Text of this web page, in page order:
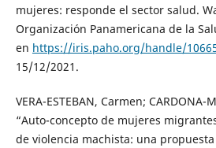
mujeres: responde el sector salud.
Organización Panamericana de la
en https://iris.paho.org/handle/
15/12/2021.
VERA-ESTEBAN, Carmen;
“Auto-concepto de mujeres
de violencia machista: una